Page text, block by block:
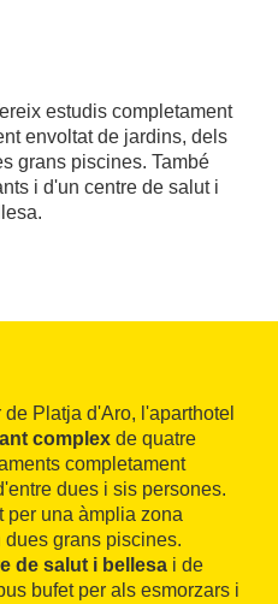
estudis completament
envoltat de jardins, dels
grans piscines. També
i d'un centre de salut i
Platja d'Aro, l'aparthotel
complex de quatre
completament
dues i sis persones.
per una àmplia zona
grans piscines.
de salut i bellesa i de
bufet per als esmorzars i